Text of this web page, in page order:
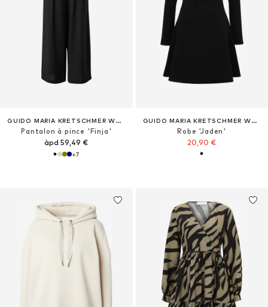
GUIDO MARIA KRETSCHMER WOMEN
Pantalon à pince 'Finja'
àpd 59,49 €
+7
GUIDO MARIA KRETSCHMER WOMEN
Robe 'Jaden'
20,90 €